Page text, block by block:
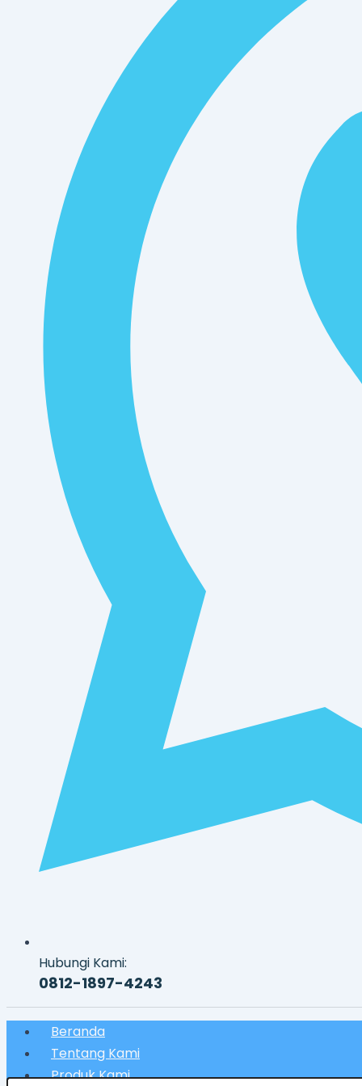
Hubungi Kami:
0812-1897-4243
Beranda
Tentang Kami
Produk Kami